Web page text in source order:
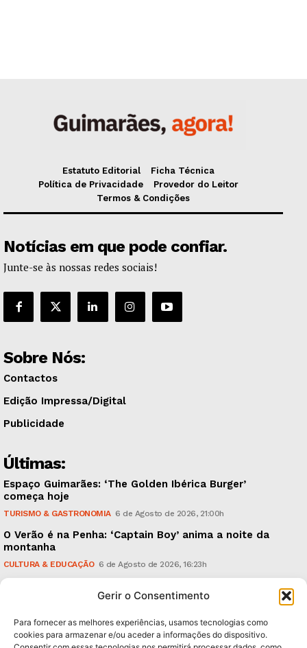
Gerir o Consentimento
Para fornecer as melhores experiências, usamos tecnologias como
cookies para armazenar e/ou aceder a informações do dispositivo.
Estatuto Editorial
Ficha Técnica
Política de Privacidade
Provedor do Leitor
Termos & Condições
Notícias em que pode confiar.
Junte-se às nossas redes sociais!
Sobre Nós:
Contactos
Edição Impressa/Digital
Publicidade
Últimas:
Espaço Guimarães: ‘The Golden Ibérica Burger’
começa hoje
TURISMO & GASTRONOMIA 6 de Agosto de 2026, 21:00h
O Verão é na Penha: ‘Captain Boy’ anima a noite da
montanha
CULTURA & EDUCAÇÃO 6 de Agosto de 2026, 16:23h
em causa”, garante Ricardo Araújo